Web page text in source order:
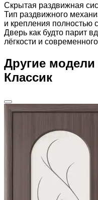
Скрытая раздвижная
Тип раздвижного
и крепления полностью
Дверь как будто парит
лёгкости и
Другие модели
Классик